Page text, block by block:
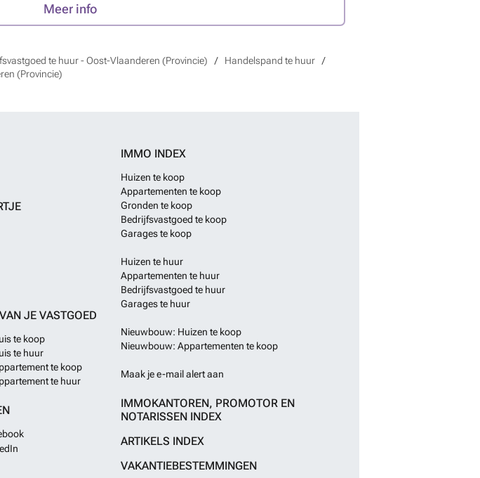
Meer info
te huur - Oost-Vlaanderen (Provincie)
Handelspand te huur
(Provincie)
JE VASTGOED
te koop
te huur
te koop
te huur
IMMO INDEX
Huizen te koop
Appartementen te koop
Gronden te koop
Bedrijfsvastgoed te koop
Garages te koop
Huizen te huur
Appartementen te huur
Bedrijfsvastgoed te huur
Garages te huur
Nieuwbouw: Huizen te koop
Nieuwbouw: Appartementen te koop
Maak je e-mail alert aan
IMMOKANTOREN, PROMOTOR EN
NOTARISSEN INDEX
ARTIKELS INDEX
VAKANTIEBESTEMMINGEN